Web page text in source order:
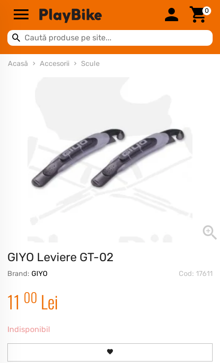
0
Acasă Accesorii Scule
GIYO Leviere GT-02
Brand: GIYO Cod: 17611
11 00 Lei
Indisponibil